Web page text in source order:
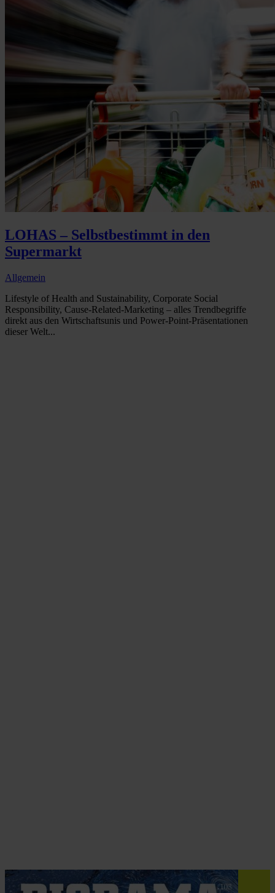
LOHAS – Selbstbestimmt in den
Supermarkt
Allgemein
Lifestyle of Health and Sustainability, Corporate Social
Responsibility, Cause-Related-Marketing – alles Trendbegriffe
direkt aus den Wirtschaftsunis und Power-Point-Präsentationen
dieser Welt...